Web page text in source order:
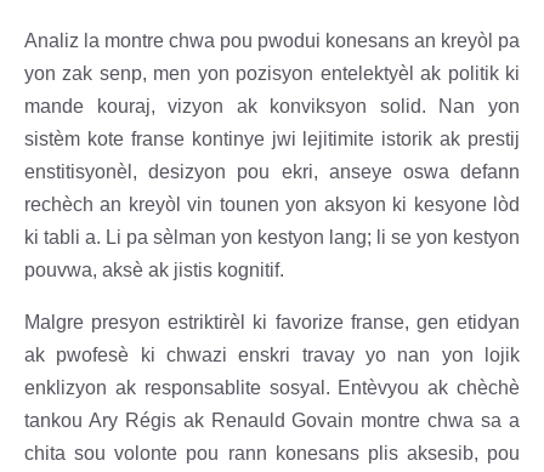
Analiz la montre chwa pou pwodui konesans an kreyòl pa
yon zak senp, men yon pozisyon entelektyèl ak politik ki
mande kouraj, vizyon ak konviksyon solid. Nan yon
sistèm kote franse kontinye jwi lejitimite istorik ak prestij
enstitisyonèl, desizyon pou ekri, anseye oswa defann
rechèch an kreyòl vin tounen yon aksyon ki kesyone lòd
ki tabli a. Li pa sèlman yon kestyon lang; li se yon kestyon
pouvwa, aksè ak jistis kognitif.
Malgre presyon estriktirèl ki favorize franse, gen etidyan
ak pwofesè ki chwazi enskri travay yo nan yon lojik
enklizyon ak responsablite sosyal. Entèvyou ak chèchè
tankou Ary Régis ak Renauld Govain montre chwa sa a
chita sou volonte pou rann konesans plis aksesib, pou